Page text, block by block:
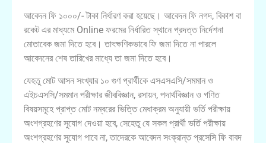
আবেদন ফি ১০০০/- টাকা নির্ধারণ করা হয়েছে। আবেদন ফি নগদ, বিকাশ বা
রকেট এর মাধ্যমে Online ফরমের নির্ধারিত স্থানে প্রদত্ত নির্দেশনা
মোতাবেক জমা দিতে হবে। তাৎক্ষণিকভাবে ফি জমা দিতে না পারলে
আবেদনের শেষ তারিখের মাধ্যে তা জমা দিতে হবে।
যেহতু মোট আসন সংখ্যার ১০ গুণ প্রার্থীকে এসএসএসি/সমমান ও
এইচএসসি/সমমান পরীক্ষার জীববিজ্ঞান, রসায়ন, পদার্থবিজ্ঞান ও গণিত
বিষয়সমূহে প্রাপ্ত মোট নম্বরের ভিত্তি মেধাক্রম অনুযায়ী ভর্তি পরীক্ষায়
অংশগ্রহণের সুযোগ দেওয়া হবে, সেহেতু যে সকল প্রার্থী ভর্তি পরীক্ষায়
অংশগ্রহণের সুযোগ পাবে না, তাদেরকে আবেদন সংক্রান্ত প্রসেসি ফি বাবদ